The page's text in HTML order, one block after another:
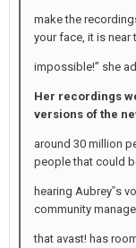
make the
your face, it is near
impossible!” she
Her recordings
versions of the
around 30 million
people that could
hearing Aubrey‟s
community
that avast! has